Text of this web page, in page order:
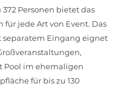
Personen bietet das
jede Art von Event. Das
separatem Eingang eignet
Pool im ehemaligen
für bis zu 130